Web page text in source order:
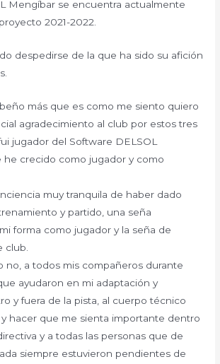
Mengíbar se encuentra actualmente
2021-2022.
despedirse de la que ha sido su afición
más que es como me siento quiero
agradecimiento al club por estos tres
jugador del Software DELSOL
he crecido como jugador y como
muy tranquila de haber dado
y partido, una seña
forma como jugador y la seña de
club.
no, a todos mis compañeros durante
ayudaron en mi adaptación y
y fuera de la pista, al cuerpo técnico
hacer que me sienta importante dentro
y a todas las personas que de
siempre estuvieron pendientes de